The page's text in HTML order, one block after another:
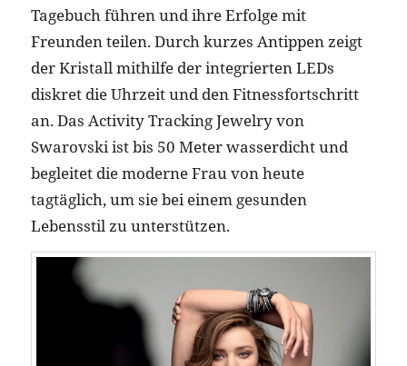
Tagebuch führen und ihre Erfolge mit
Freunden teilen. Durch kurzes Antippen zeigt
der Kristall mithilfe der integrierten LEDs
diskret die Uhrzeit und den Fitnessfortschritt
an. Das Activity Tracking Jewelry von
Swarovski ist bis 50 Meter wasserdicht und
begleitet die moderne Frau von heute
tagtäglich, um sie bei einem gesunden
Lebensstil zu unterstützen.